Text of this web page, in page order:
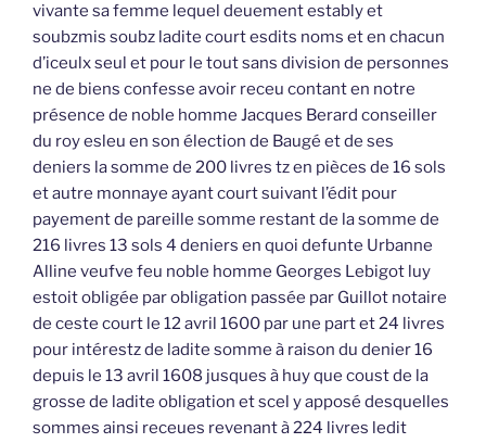
vivante sa femme lequel deuement estably et
soubzmis soubz ladite court esdits noms et en chacun
d’iceulx seul et pour le tout sans division de personnes
ne de biens confesse avoir receu contant en notre
présence de noble homme Jacques Berard conseiller
du roy esleu en son élection de Baugé et de ses
deniers la somme de 200 livres tz en pièces de 16 sols
et autre monnaye ayant court suivant l’édit pour
payement de pareille somme restant de la somme de
216 livres 13 sols 4 deniers en quoi defunte Urbanne
Alline veufve feu noble homme Georges Lebigot luy
estoit obligée par obligation passée par Guillot notaire
de ceste court le 12 avril 1600 par une part et 24 livres
pour intérestz de ladite somme à raison du denier 16
depuis le 13 avril 1608 jusques à huy que coust de la
grosse de ladite obligation et scel y apposé desquelles
sommes ainsi receues revenant à 224 livres ledit